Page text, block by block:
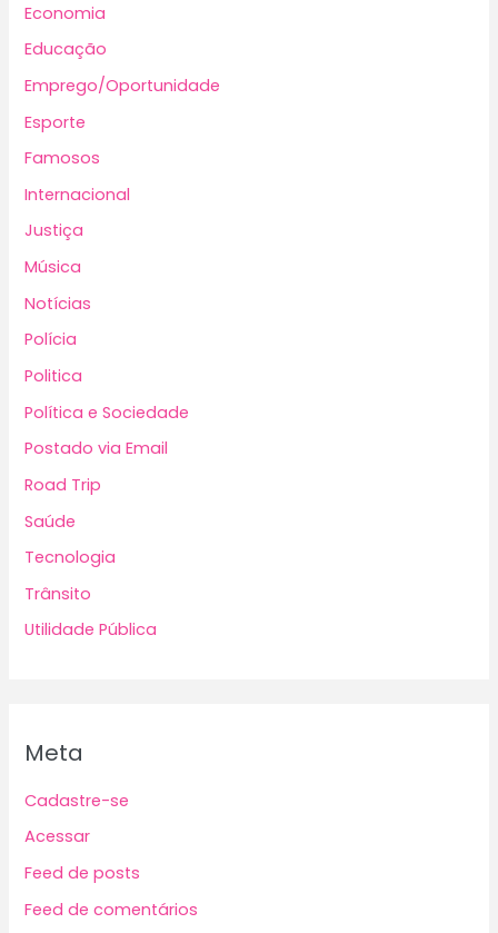
Economia
Educação
Emprego/Oportunidade
Esporte
Famosos
Internacional
Justiça
Música
Notícias
Polícia
Politica
Política e Sociedade
Postado via Email
Road Trip
Saúde
Tecnologia
Trânsito
Utilidade Pública
Meta
Cadastre-se
Acessar
Feed de posts
Feed de comentários